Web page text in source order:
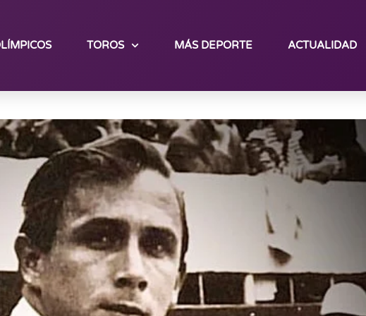
TOROS MÁS DEPORTE ACTUALIDAD